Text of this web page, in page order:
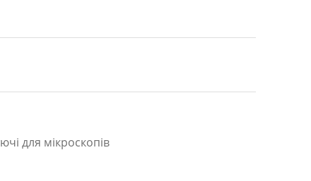
для мікроскопів